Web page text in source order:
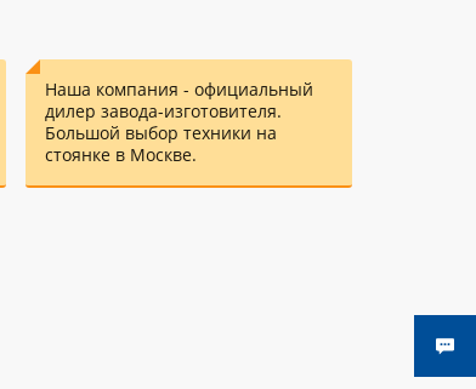
Наша компания - официальный
дилер завода-изготовителя.
Большой выбор техники на
стоянке в Москве.